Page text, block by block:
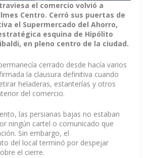
el comercio volvió a
Centro. Cerró sus puertas de
el Supermercado del Ahorro,
esquina de Hipólito
en pleno centro de la ciudad.
cerrado desde hacía varios
la clausura definitiva cuando
heladeras, estanterías y otros
del comercio.
las persianas bajas no estaban
ningún cartel o comunicado que
Sin embargo, el
del local terminó por despejar
el cierre.